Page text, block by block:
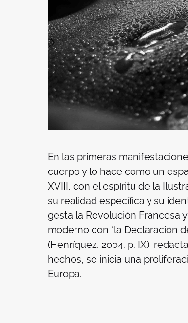
En las primeras
cuerpo y lo hace como un
XVIII, con el espíritu de la
su realidad específica y su
gesta la Revolución Francesa
moderno con “la Declaración
(Henríquez. 2004. p. IX),
hechos, se inicia una
Europa.